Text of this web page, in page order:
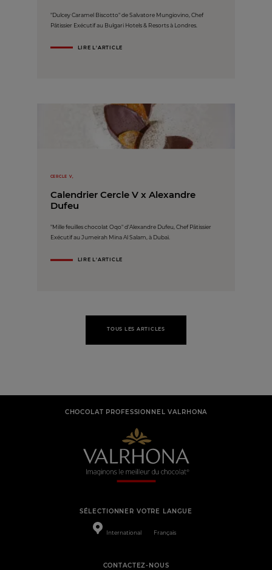
"Dulcey Caramel Biscotto" de Salvatore Mungiovino, Chef
Pâtissier Exécutif au Bulgari Hotels & Resorts à Londres.
LIRE L'ARTICLE
CERCLE V,
Calendrier Cercle V x Alexandre
Dufeu
"Mille feuilles chocolat Oqo" d'Alexandre Dufeu, Chef Pâtissier
Exécutif au Jumeirah Mina Al Salam, à Dubaï.
LIRE L'ARTICLE
TOUS LES ARTICLES
CHOCOLAT PROFESSIONNEL VALRHONA
SÉLECTIONNER VOTRE LANGUE
International Français
CONTACTEZ-NOUS